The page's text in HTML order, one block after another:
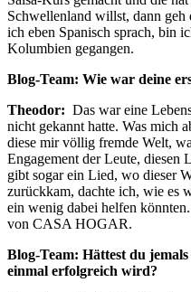
Schwellenland willst, dann
ich eben Spanisch sprach, bin
Kolumbien gegangen.
Blog-Team: Wie war deine
Theodor: Das war eine
nicht gekannt hatte. Was mich
diese mir völlig fremde Welt,
Engagement der Leute, diesen
gibt sogar ein Lied, wo dieser
zurückkam, dachte ich, wie es
ein wenig dabei helfen
von CASA HOGAR.
Blog-Team: Hättest du
einmal erfolgreich wird?